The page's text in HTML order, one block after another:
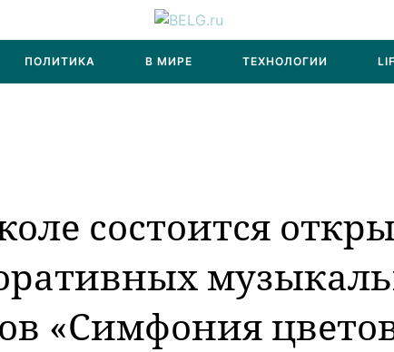
ПОЛИТИКА В МИРЕ ТЕХНОЛОГИИ
состоится
«Симфония